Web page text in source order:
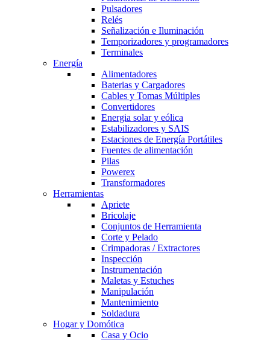
Pulsadores
Relés
Señalización e Iluminación
Temporizadores y programadores
Terminales
Energía
Alimentadores
Baterias y Cargadores
Cables y Tomas Múltiples
Convertidores
Energia solar y eólica
Estabilizadores y SAIS
Estaciones de Energía Portátiles
Fuentes de alimentación
Pilas
Powerex
Transformadores
Herramientas
Apriete
Bricolaje
Conjuntos de Herramienta
Corte y Pelado
Crimpadoras / Extractores
Inspección
Instrumentación
Maletas y Estuches
Manipulación
Mantenimiento
Soldadura
Hogar y Domótica
Casa y Ocio